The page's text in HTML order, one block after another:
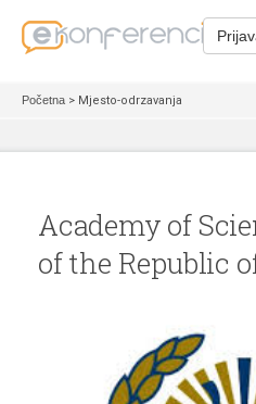
Početna > Mjesto-odrzavanja
Academy of
of the Republic